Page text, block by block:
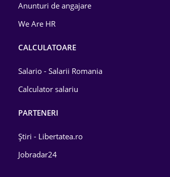
Anunturi de angajare
We Are HR
CALCULATOARE
Salario - Salarii Romania
Calculator salariu
PARTENERI
Știri - Libertatea.ro
Jobradar24